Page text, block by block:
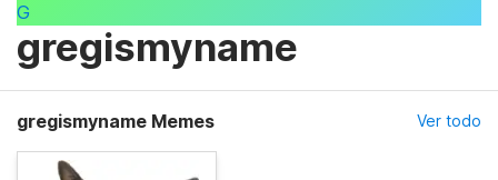
G
gregismyname
gregismyname Memes Ver todo